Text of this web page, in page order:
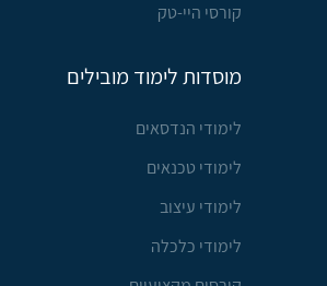
קורסי היי-טק
מוסדות לימוד מובילים
לימודי הנדסאים
לימודי טכנאים
לימודי עיצוב
לימודי כלכלה